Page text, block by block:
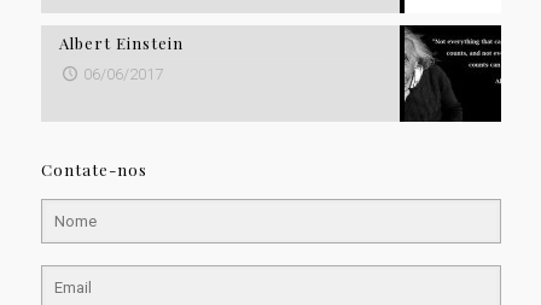
Albert Einstein
06/06/2017
Contate-nos